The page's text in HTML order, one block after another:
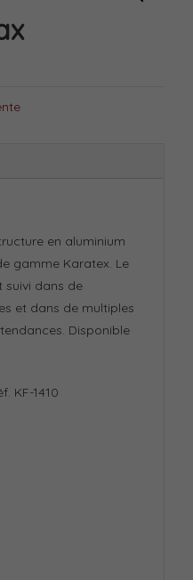
en aluminium
gamme Karatex. Le
suivi dans de
et dans de multiples
Disponible
KF-1410